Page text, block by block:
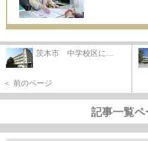
茨木市 中学校区に...
＜ 前のページ
記事一覧ペ